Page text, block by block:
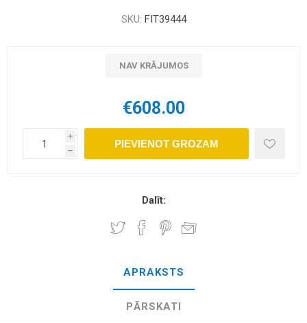
SKU: FIT39444
NAV KRĀJUMOS
€608.00
i
h
PIEVIENOT GROZAM
Dalīt:
APRAKSTS
PĀRSKATI